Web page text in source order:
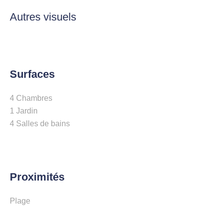
Autres visuels
Surfaces
4 Chambres
1 Jardin
4 Salles de bains
Proximités
Plage